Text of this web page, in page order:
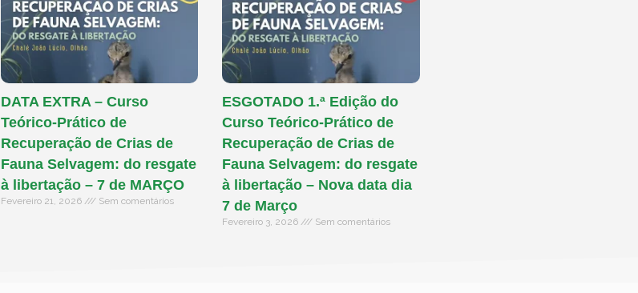
DATA EXTRA – Curso
Teórico-Prático de
Recuperação de Crias de
Fauna Selvagem: do resgate
à libertação – 7 de MARÇO
Fevereiro 21, 2026 Sem comentários
ESGOTADO 1.ª Edição do
Curso Teórico-Prático de
Recuperação de Crias de
Fauna Selvagem: do resgate
à libertação – Nova data dia
7 de Março
Fevereiro 3, 2026 Sem comentários